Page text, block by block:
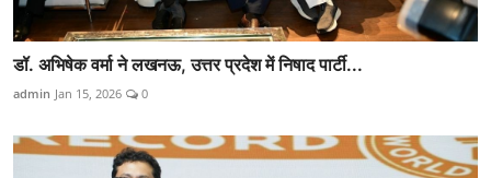
डॉ. अभिषेक वर्मा ने लखनऊ, उत्तर प्रदेश में निषाद पार्टी...
admin Jan 15, 2026 0